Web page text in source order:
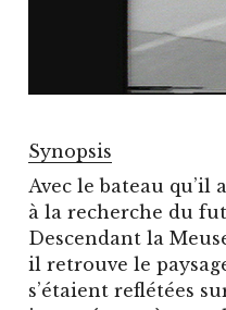
Synopsis
Avec le bateau qu’il
à la recherche du
Descendant la
il retrouve le
s’étaient reflétées